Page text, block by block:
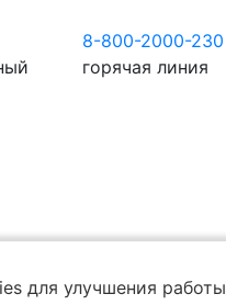
8-800-2000-230
горячая линия
для улучшения